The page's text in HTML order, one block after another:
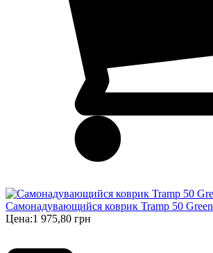
Самонадувающийся коврик Tramp 50 Green
Цена:1 975,80 грн